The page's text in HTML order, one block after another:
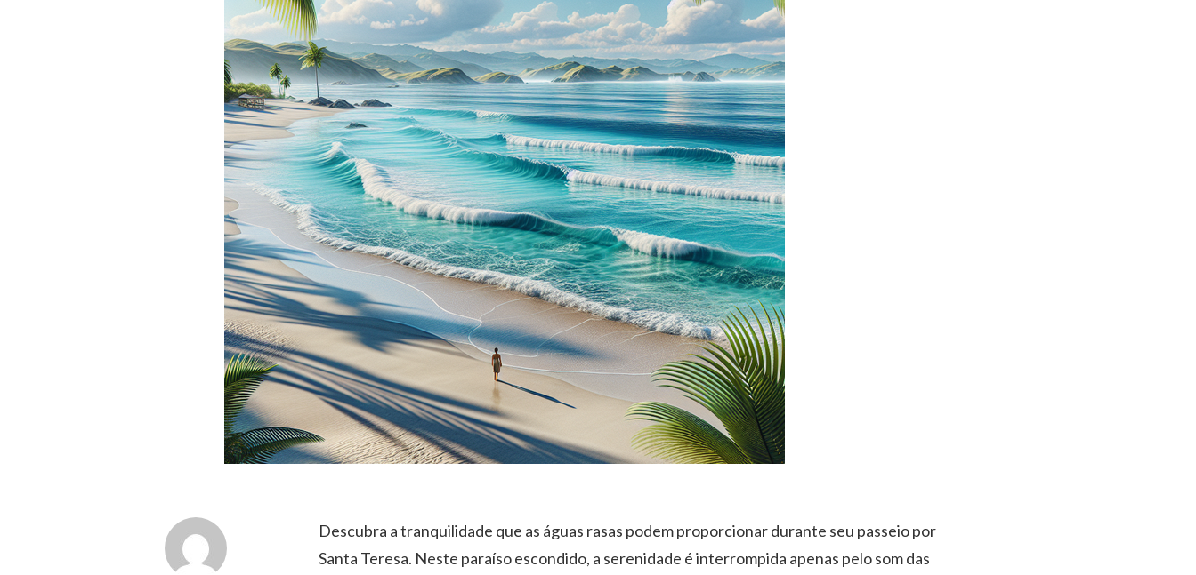
Descubra a tranquilidade que as águas rasas podem proporcionar durante seu passeio por
Santa Teresa. Neste paraíso escondido, a serenidade é interrompida apenas pelo som das